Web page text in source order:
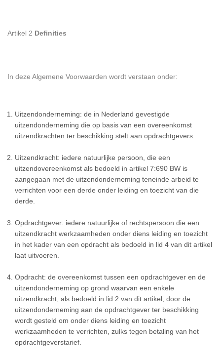
Artikel 2 Definities
In deze Algemene Voorwaarden wordt verstaan onder:
Uitzendonderneming: de in Nederland gevestigde
uitzendonderneming die op basis van een overeenkomst
uitzendkrachten ter beschikking stelt aan opdrachtgevers.
Uitzendkracht: iedere natuurlijke persoon, die een
uitzendovereenkomst als bedoeld in artikel 7:690 BW is
aangegaan met de uitzendonderneming teneinde arbeid te
verrichten voor een derde onder leiding en toezicht van die
derde.
Opdrachtgever: iedere natuurlijke of rechtspersoon die een
uitzendkracht werkzaamheden onder diens leiding en toezicht
in het kader van een opdracht als bedoeld in lid 4 van dit artikel
laat uitvoeren.
Opdracht: de overeenkomst tussen een opdrachtgever en de
uitzendonderneming op grond waarvan een enkele
uitzendkracht, als bedoeld in lid 2 van dit artikel, door de
uitzendonderneming aan de opdrachtgever ter beschikking
wordt gesteld om onder diens leiding en toezicht
werkzaamheden te verrichten, zulks tegen betaling van het
opdrachtgeverstarief.